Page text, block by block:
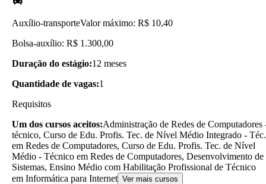
Auxílio-transporteValor máximo: R$ 10,40
Bolsa-auxílio: R$ 1.300,00
Duração do estágio:12 meses
Quantidade de vagas:1
Requisitos
Um dos cursos aceitos:Administração de Redes de Computadores
técnico, Curso de Edu. Profis. Tec. de Nível Médio Integrado - Téc.
em Redes de Computadores, Curso de Edu. Profis. Tec. de Nível
Médio - Técnico em Redes de Computadores, Desenvolvimento de
Sistemas, Ensino Médio com Habilitação Profissional de Técnico
em Informática para Internet Ver mais cursos